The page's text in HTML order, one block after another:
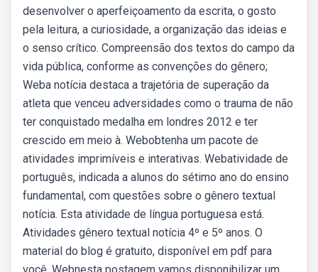
desenvolver o aperfeiçoamento da escrita, o gosto
pela leitura, a curiosidade, a organização das ideias e
o senso crítico. Compreensão dos textos do campo da
vida pública, conforme as convenções do gênero;
Weba notícia destaca a trajetória de superação da
atleta que venceu adversidades como o trauma de não
ter conquistado medalha em londres 2012 e ter
crescido em meio à. Webobtenha um pacote de
atividades imprimíveis e interativas. Webatividade de
português, indicada a alunos do sétimo ano do ensino
fundamental, com questões sobre o gênero textual
notícia. Esta atividade de língua portuguesa está.
Atividades gênero textual notícia 4º e 5º anos. O
material do blog é gratuito, disponível em pdf para